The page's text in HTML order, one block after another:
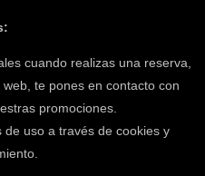
cuando realizas una reserva,
te pones en contacto con
promociones.
de uso a través de cookies y